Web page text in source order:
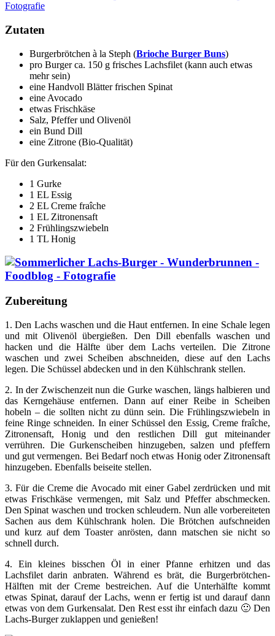
Zutaten
Burgerbrötchen à la Steph (Brioche Burger Buns)
pro Burger ca. 150 g frisches Lachsfilet (kann auch etwas
mehr sein)
eine Handvoll Blätter frischen Spinat
eine Avocado
etwas Frischkäse
Salz, Pfeffer und Olivenöl
ein Bund Dill
eine Zitrone (Bio-Qualität)
Für den Gurkensalat:
1 Gurke
1 EL Essig
2 EL Creme fraîche
1 EL Zitronensaft
2 Frühlingszwiebeln
1 TL Honig
Zubereitung
1. Den Lachs waschen und die Haut entfernen. In eine Schale legen
und mit Olivenöl übergießen. Den Dill ebenfalls waschen und
hacken und die Hälfte über dem Lachs verteilen. Die Zitrone
waschen und zwei Scheiben abschneiden, diese auf den Lachs
legen. Die Schüssel abdecken und in den Kühlschrank stellen.
2. In der Zwischenzeit nun die Gurke waschen, längs halbieren und
das Kerngehäuse entfernen. Dann auf einer Reibe in Scheiben
hobeln – die sollten nicht zu dünn sein. Die Frühlingszwiebeln in
feine Ringe schneiden. In einer Schüssel den Essig, Creme fraîche,
Zitronensaft, Honig und den restlichen Dill gut miteinander
verrühren. Die Gurkenscheiben hinzugeben, salzen und pfeffern
und gut vermengen. Bei Bedarf noch etwas Honig oder Zitronensaft
hinzugeben. Ebenfalls beiseite stellen.
3. Für die Creme die Avocado mit einer Gabel zerdrücken und mit
etwas Frischkäse vermengen, mit Salz und Pfeffer abschmecken.
Den Spinat waschen und trocken schleudern. Nun alle vorbereiteten
Sachen aus dem Kühlschrank holen. Die Brötchen aufschneiden
und kurz auf dem Toaster anrösten, dann matschen sie nicht so
schnell durch.
4. Ein kleines bisschen Öl in einer Pfanne erhitzen und das
Lachsfilet darin anbraten. Während es brät, die Burgerbrötchen-
Hälften mit der Creme bestreichen. Auf die Unterhälfte kommt
etwas Spinat, darauf der Lachs, wenn er fertig ist und darauf dann
etwas von dem Gurkensalat. Den Rest esst ihr einfach dazu 🙂 Den
Lachs-Burger zuklappen und genießen!